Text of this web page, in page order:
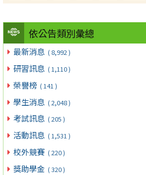
依公告類別彙總
最新消息 ( 8,992 )
研習訊息 ( 1,110 )
榮譽榜 ( 141 )
學生消息 ( 2,048 )
考試訊息 ( 205 )
活動訊息 ( 1,531 )
校外競賽 ( 220 )
獎助學金 ( 320 )